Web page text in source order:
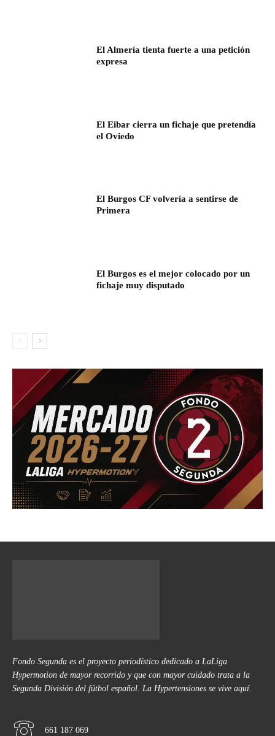
El Almería tienta fuerte a una petición
expresa
El Eibar cierra un fichaje que pretendía
el Oviedo
El Burgos CF volvería a sentirse de
Primera
El Burgos es el mejor colocado por un
fichaje muy disputado
Fondo Segunda es el proyecto periodístico dedicado a LaLiga
Hypermotion de mayor recorrido y que con mayor cuidado trata a la
Segunda División del fútbol español. La Hypertensiones se vive aquí.
661 187 069